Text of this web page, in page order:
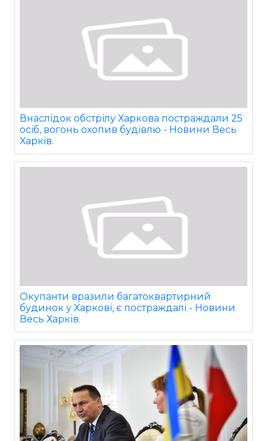
Внаслідок обстрілу Харкова постраждали 25
осіб, вогонь охопив будівлю - Новини Весь
Харків.
Окупанти вразили багатоквартирний
будинок у Харкові, є постраждалі - Новини
Весь Харків.